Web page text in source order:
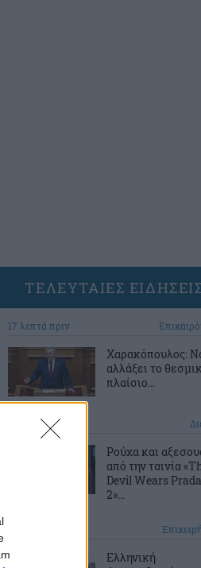
ΤΕΛΕΥΤΑΙΕΣ
17 λεπτά πριν
Χαρακόπουλος:
αλλάξει το
πλαίσιο...
57 λεπτά πριν
Ρούχα και
από την ταινία
Devil Wears Prada
2»...
Ελληνική